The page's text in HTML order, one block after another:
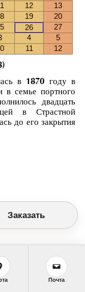
12
13
19
20
26
27
4
5
11 12
в 1870 году в
в семье портного
двадцать
в Страстной
до его закрытия
Февраля по
Заказать
Почта